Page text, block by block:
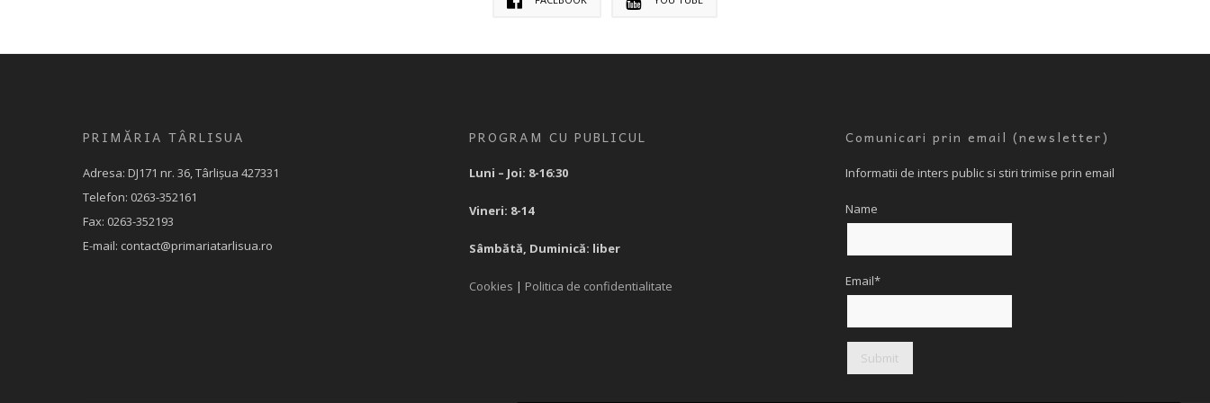
PRIMĂRIA TÂRLISUA
Adresa: DJ171 nr. 36, Târlișua 427331
Telefon: 0263-352161
Fax: 0263-352193
E-mail: contact@primariatarlisua.ro
PROGRAM CU PUBLICUL
Luni – Joi: 8-16:30
Vineri: 8-14
Sâmbătă, Duminică: liber
Cookies | Politica de confidentialitate
Comunicari prin email (newsletter)
Informatii de inters public si stiri trimise prin email
Name
Email*